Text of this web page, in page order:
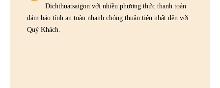
Dichthuatsaigon với nhiều phương thức thanh toán
đảm bảo tính an toàn nhanh chóng thuận tiện nhất đến với
Quý Khách.